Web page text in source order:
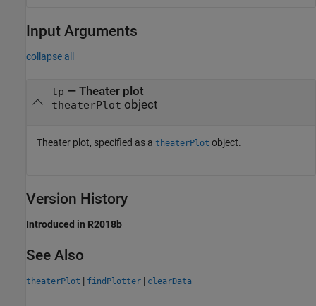
Input Arguments
collapse all
tp — Theater plot
theaterPlot object
Theater plot, specified as a theaterPlot object.
Version History
Introduced in R2018b
See Also
theaterPlot | findPlotter | clearData